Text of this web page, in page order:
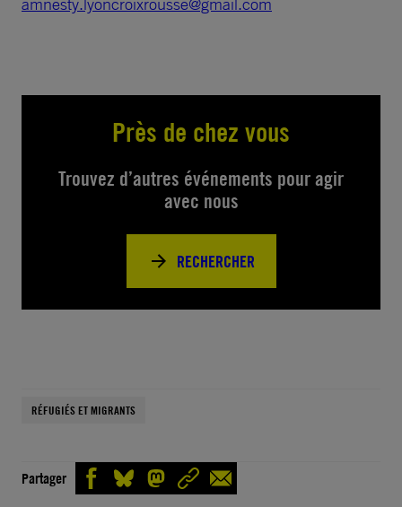
Près de chez vous
Trouvez d’autres événements pour agir
avec nous
RECHERCHER
RÉFUGIÉS ET MIGRANTS
Partager